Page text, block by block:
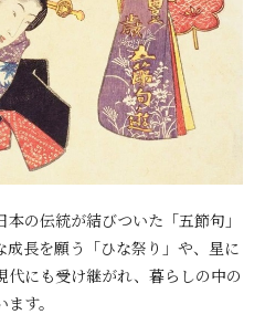
の伝統が結びついた「五節句」
長を願う「ひな祭り」や、星に
にも受け継がれ、暮らしの中の
す。